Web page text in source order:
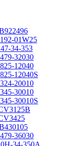
01W25
34-353
32030
12040
12040S
20010
30010
30010S
36030
34-350A